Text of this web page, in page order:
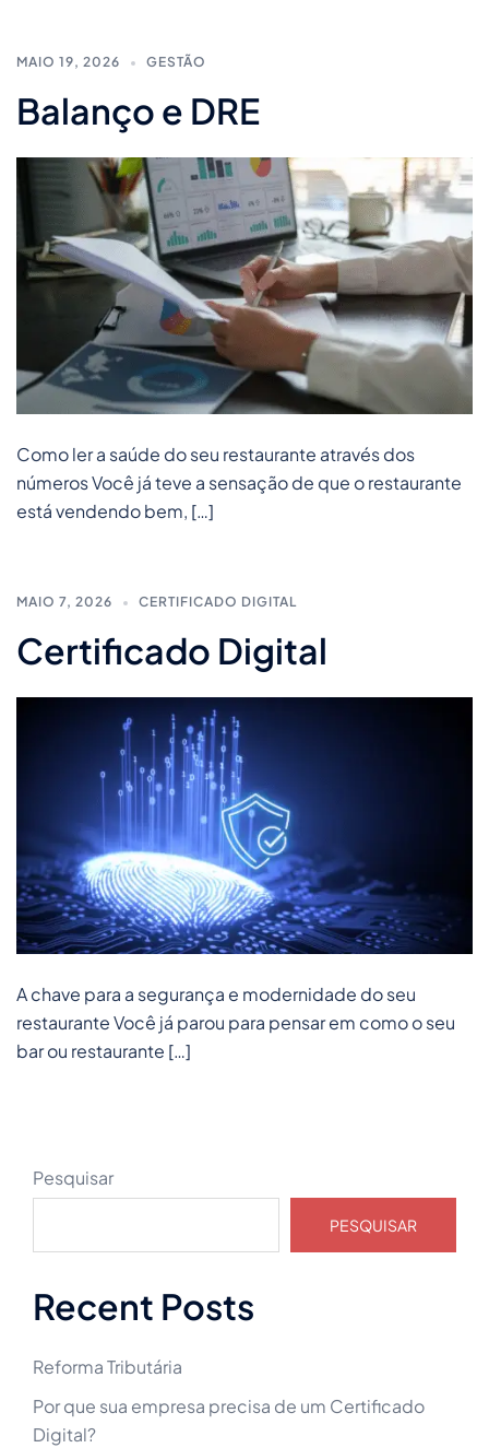
MAIO 19, 2026 GESTÃO
Balanço e DRE
Como ler a saúde do seu restaurante através dos
números Você já teve a sensação de que o restaurante
está vendendo bem, […]
MAIO 7, 2026 CERTIFICADO DIGITAL
Certificado Digital
A chave para a segurança e modernidade do seu
restaurante Você já parou para pensar em como o seu
bar ou restaurante […]
Pesquisar
PESQUISAR
Recent Posts
Reforma Tributária
Por que sua empresa precisa de um Certificado
Digital?